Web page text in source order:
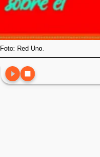
Foto: Red Uno.